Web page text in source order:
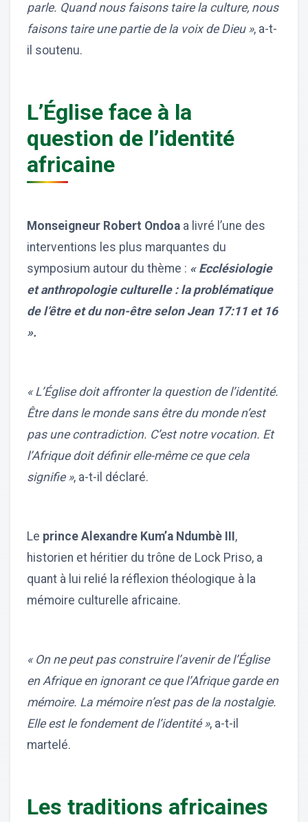
parle. Quand nous faisons taire la culture, nous
faisons taire une partie de la voix de Dieu », a-t-
il soutenu.
L’Église face à la
question de l’identité
africaine
Monseigneur Robert Ondoa a livré l’une des
interventions les plus marquantes du
symposium autour du thème : « Ecclésiologie
et anthropologie culturelle : la problématique
de l’être et du non-être selon Jean 17:11 et 16
».
« L’Église doit affronter la question de l’identité.
Être dans le monde sans être du monde n’est
pas une contradiction. C’est notre vocation. Et
l’Afrique doit définir elle-même ce que cela
signifie », a-t-il déclaré.
Le prince Alexandre Kum’a Ndumbè III ,
historien et héritier du trône de Lock Priso, a
quant à lui relié la réflexion théologique à la
mémoire culturelle africaine.
« On ne peut pas construire l’avenir de l’Église
en Afrique en ignorant ce que l’Afrique garde en
mémoire. La mémoire n’est pas de la nostalgie.
Elle est le fondement de l’identité », a-t-il
martelé.
Les traditions africaines